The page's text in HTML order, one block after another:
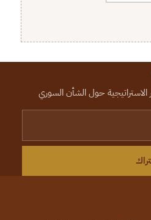
حول الشأن السوري